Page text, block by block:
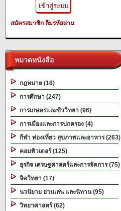
สมัครสมาชิก ลืมรหัสผ่าน
หมวดหนังสือ
กฎหมาย (18)
การศึกษา (247)
การเกษตรและชีววิทยา (96)
การเมืองและการปกครอง (4)
กีฬา ท่องเที่ยว สุขภาพและอาหาร (263)
คอมพิวเตอร์ (125)
ธุรกิจ เศรษฐศาสตร์และการจัดการ (75)
จิตวิทยา (17)
นวนิยาย อ่านเล่น และนิทาน (95)
วิทยาศาสตร์ (62)